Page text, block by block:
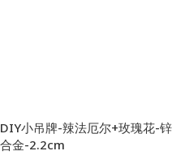
DIY小吊牌-辣法厄尔+玫瑰花-锌
合金-2.2cm